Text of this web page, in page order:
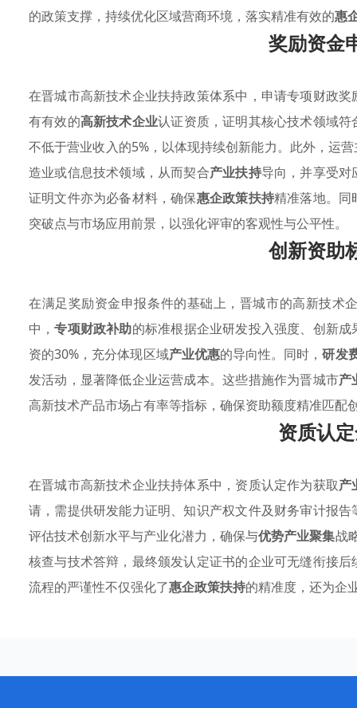
的政策支撑，持续优化区域营商环境，落实精准有效的惠
奖励资金
在晋城市高新技术企业扶持政策体系中，申请专项财政
有有效的高新技术企业认证资质，证明其核心技术领域
不低于营业收入的5%，以体现持续创新能力。此外，运
造业或信息技术领域，从而契合产业扶持导向，并享受对
证明文件亦为必备材料，确保惠企政策扶持精准落地。同
突破点与市场应用前景，以强化评审的客观性与公平性。
创新资助
在满足奖励资金申报条件的基础上，晋城市的高新技术
中，专项财政补助的标准根据企业研发投入强度、创新
资的30%，充分体现区域产业优惠的导向性。同时，研发
发活动，显著降低企业运营成本。这些措施作为晋城市产
高新技术产品市场占有率等指标，确保资助额度精准匹配
资质认
在晋城市高新技术企业扶持体系中，资质认定作为获取产
请，需提供研发能力证明、知识产权文件及财务审计报
评估技术创新水平与产业化潜力，确保与优势产业聚集战
核查与技术答辩，最终颁发认定证书的企业可无缝衔接后
流程的严谨性不仅强化了惠企政策扶持的精准度，还为企